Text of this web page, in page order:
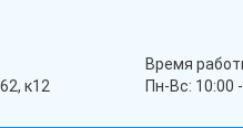
к12
Время
Пн-Вс: 10:00